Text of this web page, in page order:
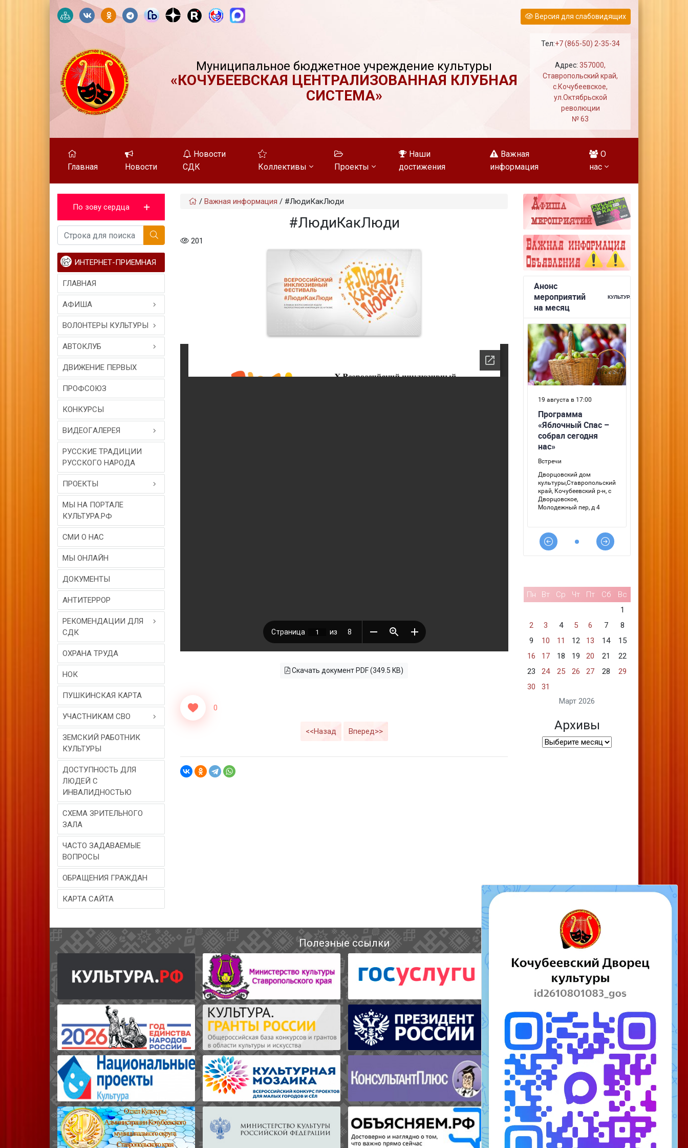
Версия для слабовидящих
Муниципальное бюджетное учреждение культуры
«КОЧУБЕЕВСКАЯ ЦЕНТРАЛИЗОВАННАЯ КЛУБНАЯ
СИСТЕМА»
Тел:+7 (865-50) 2-35-34
Адрес:357000,
Ставропольский край,
с.Кочубеевское,
ул.Октябрьской
революции
№ 63
Главная Новости
Новости
СДК
Коллективы Проекты
Наши
достижения
Важная
информация
О
нас
По зову сердца
ИНТЕРНЕТ-ПРИЕМНАЯ
ГЛАВНАЯ
АФИША
ВОЛОНТЕРЫ КУЛЬТУРЫ
АВТОКЛУБ
ДВИЖЕНИЕ ПЕРВЫХ
ПРОФСОЮЗ
КОНКУРСЫ
ВИДЕОГAЛЕРЕЯ
РУССКИЕ ТРАДИЦИИ
РУССКОГО НАРОДА
ПРОЕКТЫ
МЫ НА ПОРТАЛЕ
КУЛЬТУРА.РФ
СМИ О НАС
МЫ ОНЛАЙН
ДОКУМЕНТЫ
АНТИТЕРРОР
РЕКОМЕНДАЦИИ ДЛЯ
СДК
ОХРАНА ТРУДА
НОК
ПУШКИНСКАЯ КАРТА
УЧАСТНИКАМ СВО
ЗЕМСКИЙ РАБОТНИК
КУЛЬТУРЫ
ДОСТУПНОСТЬ ДЛЯ
ЛЮДЕЙ С
ИНВАЛИДНОСТЬЮ
СХЕМА ЗРИТЕЛЬНОГО
ЗАЛА
ЧАСТО ЗАДАВАЕМЫЕ
ВОПРОСЫ
ОБРАЩЕНИЯ ГРАЖДАН
КАРТА САЙТА
/ Важная информация / #ЛюдиКакЛюди
#ЛюдиКакЛюди
201
Скачать документ PDF (349.5 KB)
0
<<Назад Вперед>>
Март 2026
Пн Вт Ср Чт Пт Сб
Вс
1
2
3 4 5 6 7
8
9
10 11 12 13 14
15
16
17 18 19 20 21
22
23
24 25 26 27 28
29
30
31
Архивы
Архивы
Полезные ссылки